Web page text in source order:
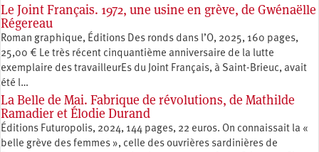
Le Joint Français. 1972, une usine en grève, de Gwénaëlle
Régereau
Roman graphique, Éditions Des ronds dans l’O, 2025, 160 pages,
25,00 € Le très récent cinquantième anniversaire de la lutte
exemplaire des travailleurEs du Joint Français, à Saint-Brieuc, avait
été l…
La Belle de Mai. Fabrique de révolutions, de Mathilde
Ramadier et Élodie Durand
Éditions Futuropolis, 2024, 144 pages, 22 euros. On connaissait la «
belle grève des femmes », celle des ouvrières sardinières de